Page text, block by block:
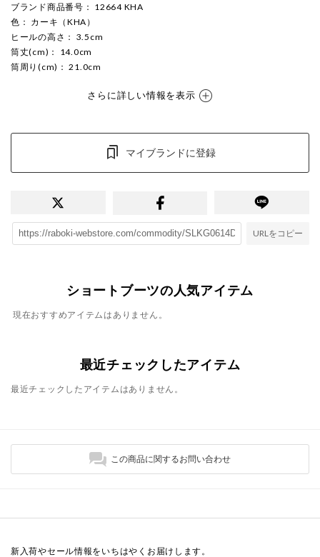
ブランド商品番号 ： 12664 KHA
色 ： カーキ（KHA）
ヒールの高さ ： 3.5cm
筒丈(cm) ： 14.0cm
筒周り(cm) ： 21.0cm
さらに詳しい情報を表示
マイブランドに登録
URLをコピー
ショートブーツの人気アイテム
現在おすすめアイテムはありません。
最近チェックしたアイテム
最近チェックしたアイテムはありません。
この商品に関するお問い合わせ
新入荷やセール情報をいちはやくお届けします。